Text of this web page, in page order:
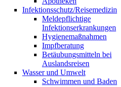
Infektionsschutz/Reisemedizin
Meldepflichtige
Infektionserkrankungen
Hygienemaßnahmen
Impfberatung
Betäubungsmitteln bei
Auslandsreisen
Wasser und Umwelt
Schwimmen und Baden